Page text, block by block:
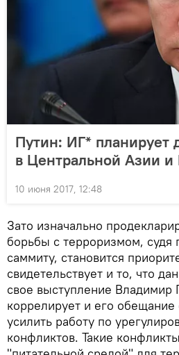
Путин: ИГ* планирует
в Центральной Азии и
10 июня 2017, 12:48
Зато изначально
борьбы с терроризмом,
саммиту, становится
свидетельствует и то, что
свое выступление Владимир
коррелирует и его
усилить работу по
конфликтов. Такие